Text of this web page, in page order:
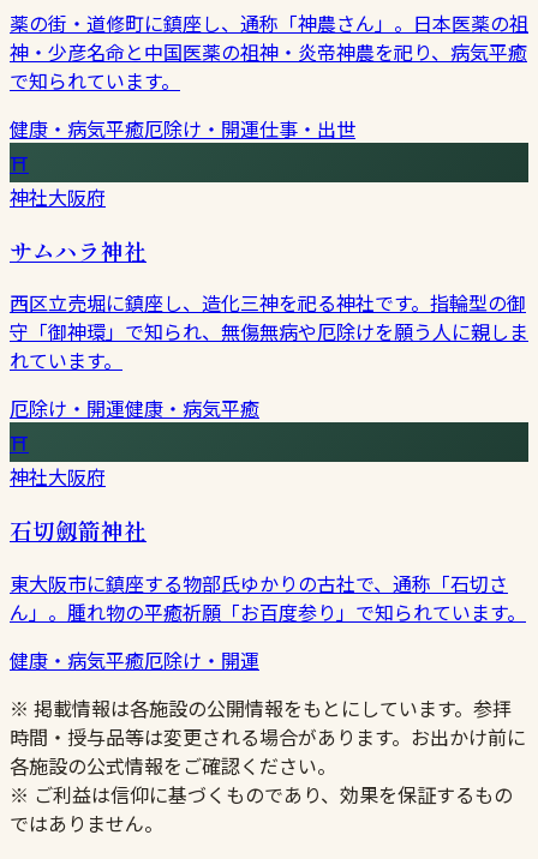
薬の街・道修町に鎮座し、通称「神農さん」。日本医薬の祖
神・少彦名命と中国医薬の祖神・炎帝神農を祀り、病気平癒
で知られています。
健康・病気平癒厄除け・開運仕事・出世
⛩
神社大阪府
サムハラ神社
西区立売堀に鎮座し、造化三神を祀る神社です。指輪型の御
守「御神環」で知られ、無傷無病や厄除けを願う人に親しま
れています。
厄除け・開運健康・病気平癒
⛩
神社大阪府
石切劔箭神社
東大阪市に鎮座する物部氏ゆかりの古社で、通称「石切さ
ん」。腫れ物の平癒祈願「お百度参り」で知られています。
健康・病気平癒厄除け・開運
※ 掲載情報は各施設の公開情報をもとにしています。参拝
時間・授与品等は変更される場合があります。お出かけ前に
各施設の公式情報をご確認ください。
※ ご利益は信仰に基づくものであり、効果を保証するもの
ではありません。